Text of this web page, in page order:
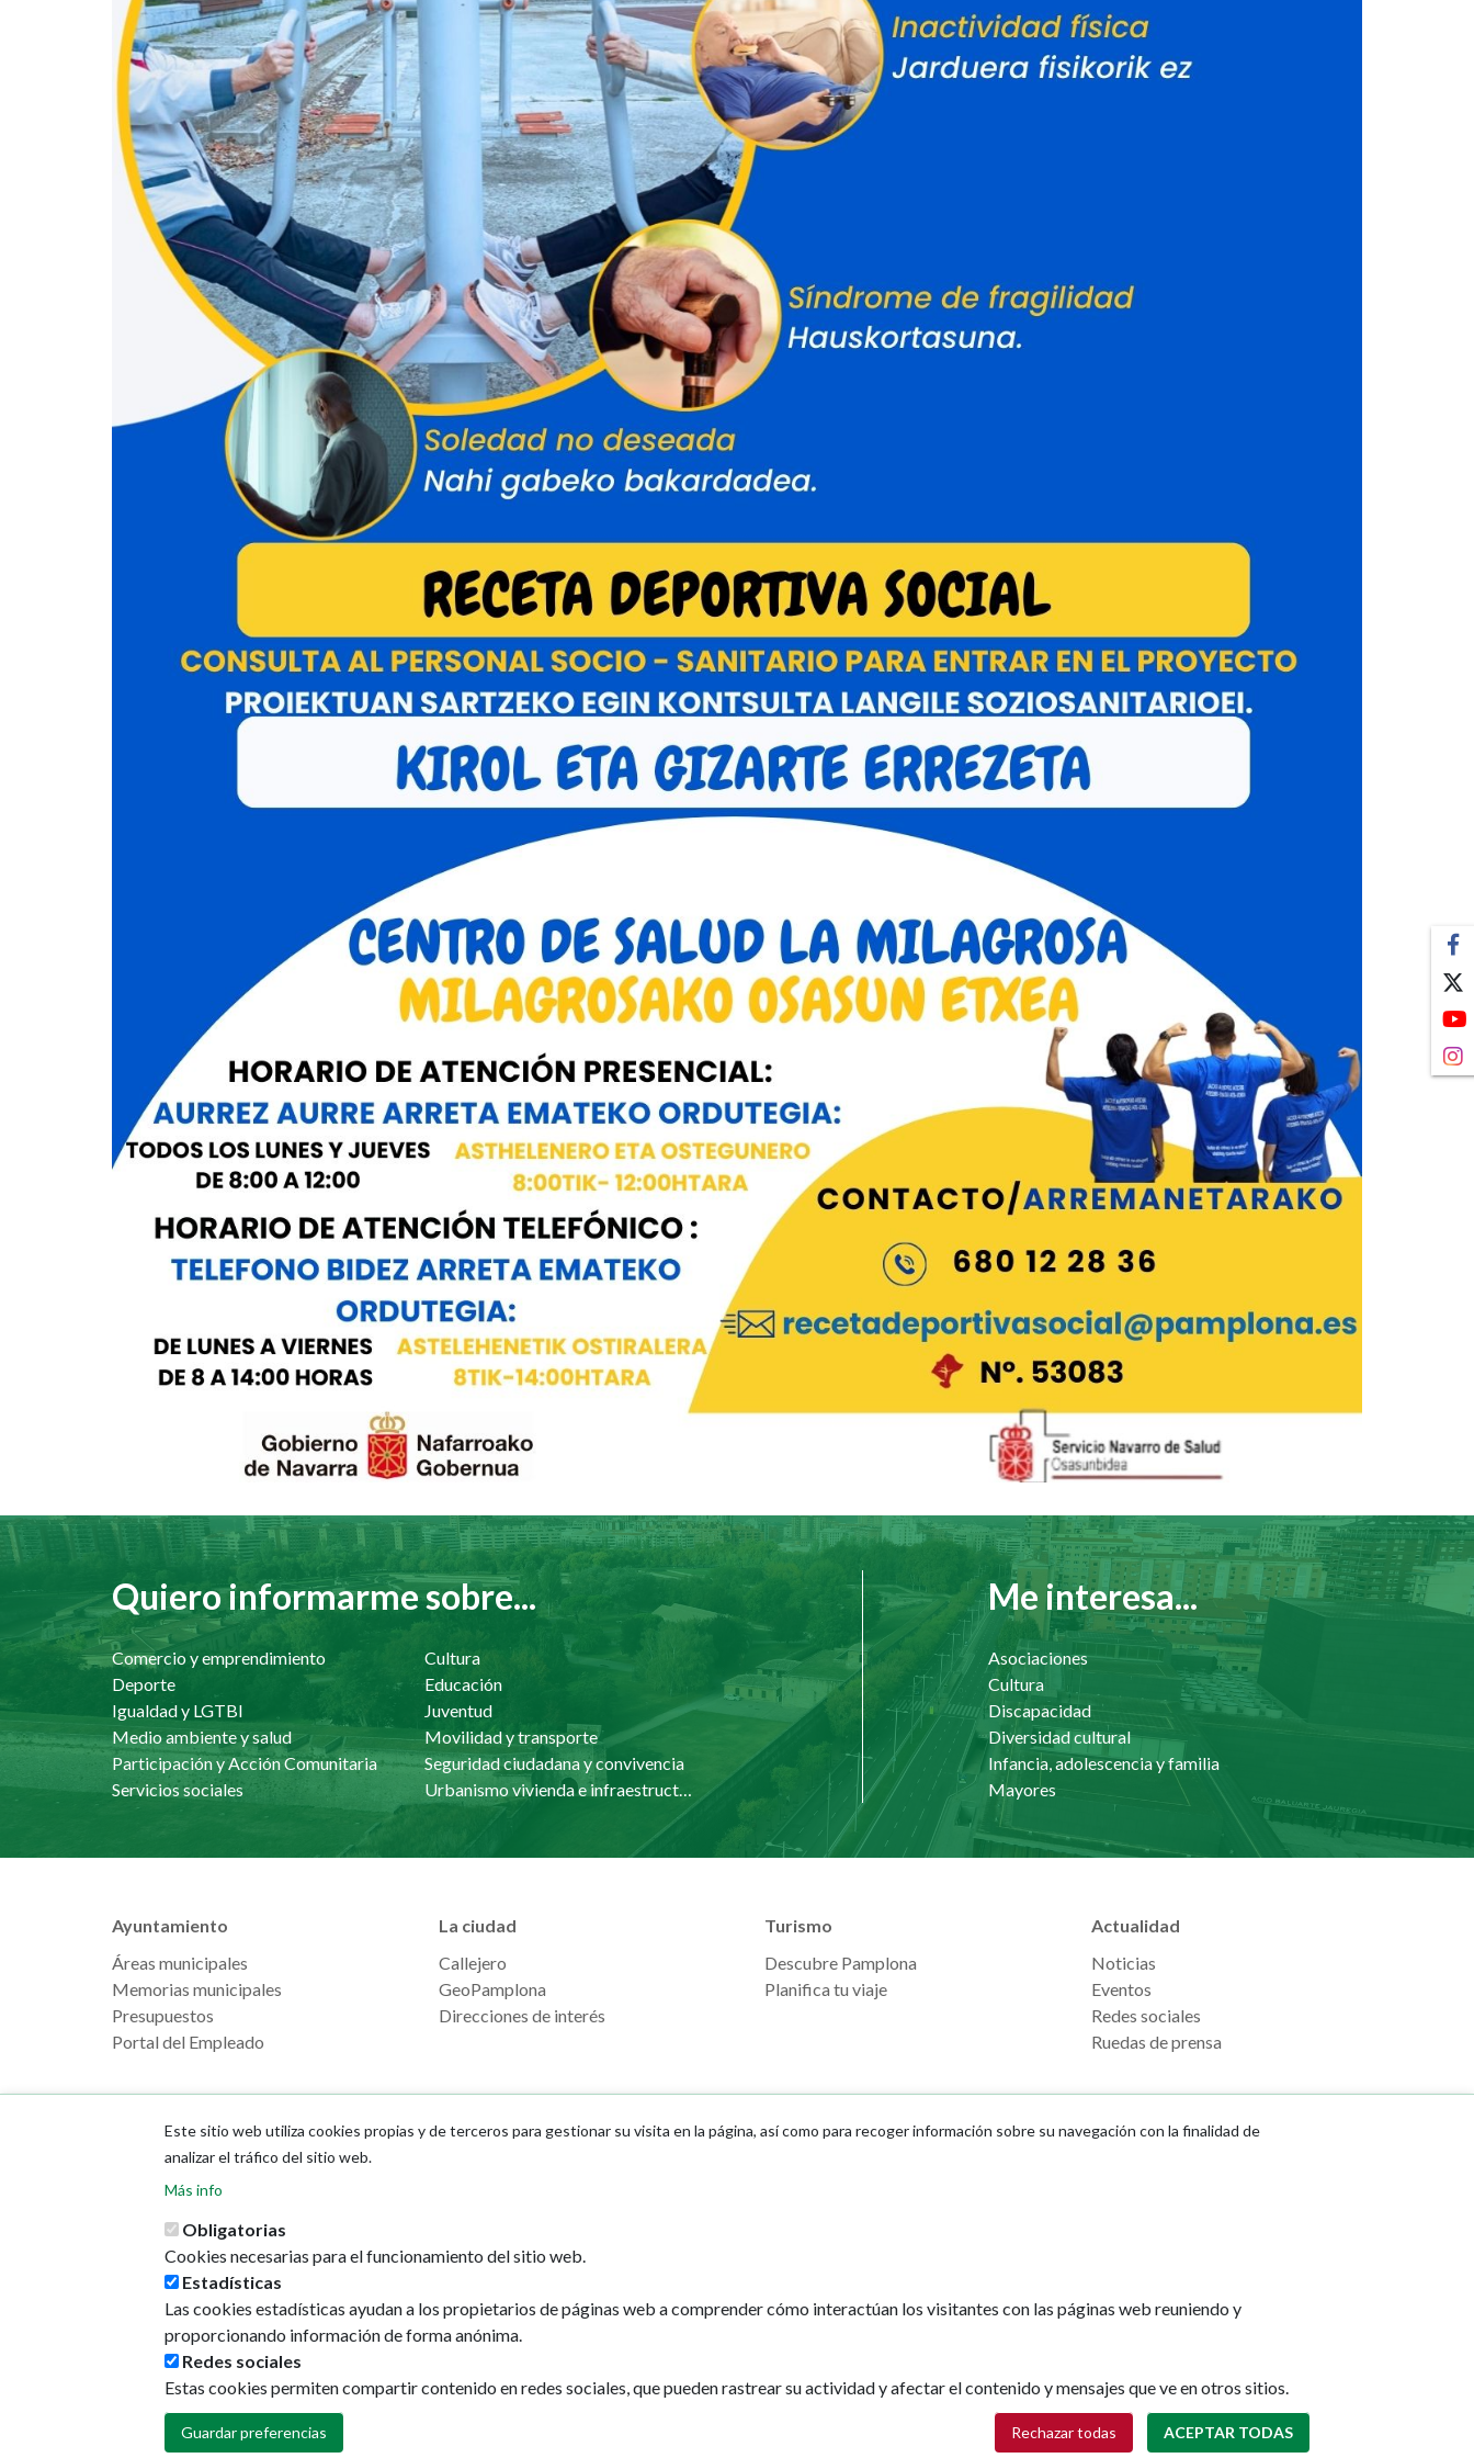
Quiero informarme sobre...
Comercio y emprendimiento
Cultura
Deporte
Educación
Igualdad y LGTBI
Juventud
Medio ambiente y salud
Movilidad y transporte
Participación y Acción Comunitaria
Seguridad ciudadana y convivencia
Servicios sociales
Urbanismo vivienda e infraestructuras
Me interesa...
Asociaciones
Cultura
Discapacidad
Diversidad cultural
Infancia, adolescencia y familia
Mayores
Ayuntamiento
Áreas municipales
Memorias municipales
Presupuestos
Portal del Empleado
La ciudad
Callejero
GeoPamplona
Direcciones de interés
Turismo
Descubre Pamplona
Planifica tu viaje
Actualidad
Noticias
Eventos
Redes sociales
Ruedas de prensa
31001 - Pamplona
Política de privacidad
Este sitio web utiliza cookies propias y de terceros para gestionar su visita en la página, así como para recoger información sobre su navegación con la finalidad de
analizar el tráfico del sitio web.
Más info
Obligatorias
Cookies necesarias para el funcionamiento del sitio web.
Estadísticas
Las cookies estadísticas ayudan a los propietarios de páginas web a comprender cómo interactúan los visitantes con las páginas web reuniendo y
proporcionando información de forma anónima.
Redes sociales
Estas cookies permiten compartir contenido en redes sociales, que pueden rastrear su actividad y afectar el contenido y mensajes que ve en otros sitios.
Guardar preferencias Rechazar todas ACEPTAR TODAS
Retirar consentimiento